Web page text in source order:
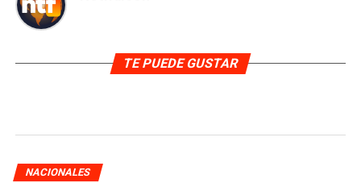
TE PUEDE GUSTAR
NACIONALES